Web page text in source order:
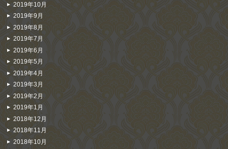
2019年10月
2019年9月
2019年8月
2019年7月
2019年6月
2019年5月
2019年4月
2019年3月
2019年2月
2019年1月
2018年12月
2018年11月
2018年10月